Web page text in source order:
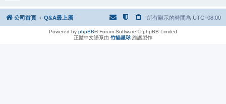
公司首頁 Q&A最上層 所有顯示的時間為 UTC+08:00
Powered by phpBB® Forum Software © phpBB Limited
正體中文語系由 竹貓星球 維護製作